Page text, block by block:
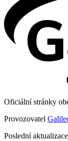
Oficiální stránky
Provozovatel
Poslední